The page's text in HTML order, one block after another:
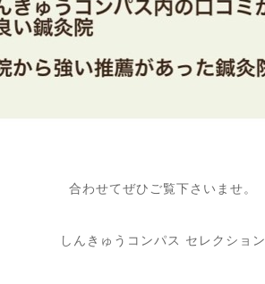
合わせてぜひご覧下さいませ。
しんきゅうコンパス セレクション